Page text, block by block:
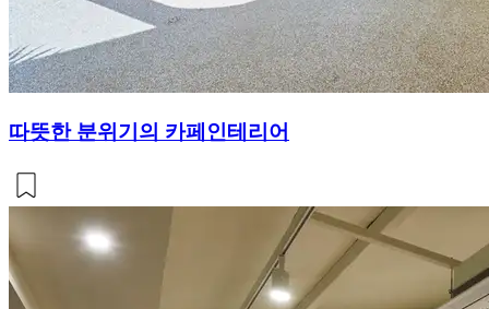
따뜻한 분위기의 카페인테리어